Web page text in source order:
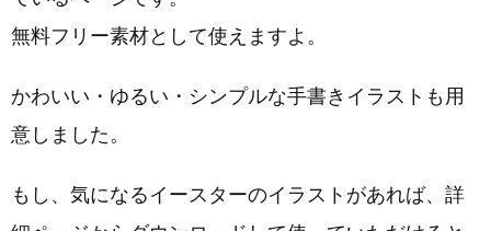
無料フリー素材として使えますよ。
かわいい・ゆるい・シンプルな手書きイラストも用
意しました。
もし、気になるイースターのイラストがあれば、詳